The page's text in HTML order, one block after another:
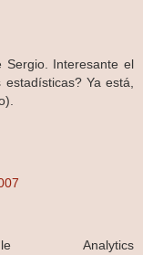
Sergio. Interesante el
Ya está,
Analytics